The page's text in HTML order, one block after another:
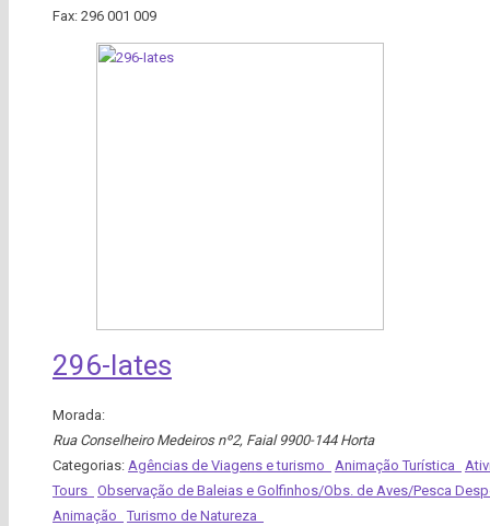
Fax: 296 001 009
296-Iates
Morada:
Rua Conselheiro Medeiros nº2, Faial 9900-144 Horta
Categorias: Agências de Viagens e turismo Animação Turística
Tours Observação de Baleias e Golfinhos/Obs. de Aves/Pesca
Animação
Turismo de Natureza